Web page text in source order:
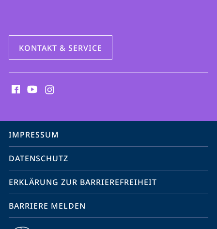
KONTAKT & SERVICE
Media
Service-
Navigation
IMPRESSUM
DATENSCHUTZ
ERKLÄRUNG ZUR BARRIEREFREIHEIT
BARRIERE MELDEN